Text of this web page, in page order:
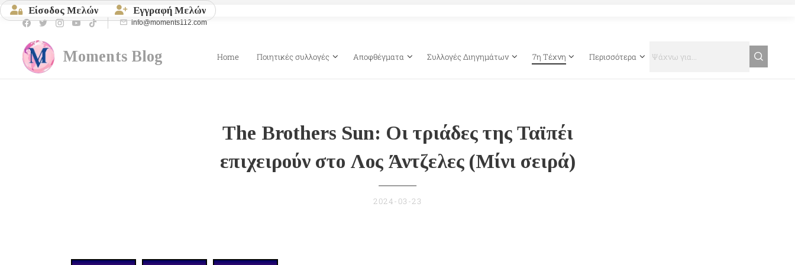
Είσοδος Μελών Εγγραφή Μελών
info@moments112.com
Moments Blog Home Ποιητικές συλλογές Αποφθέγματα Συλλογές Διηγημάτων 7η Τέχνη Περισσότερα
The Brothers Sun: Οι τριάδες της Ταϊπέι
επιχειρούν στο Λος Άντζελες (Μίνι σειρά)
2024-03-23